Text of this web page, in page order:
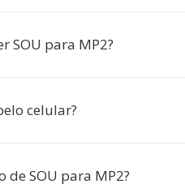
SOU para MP2?
celular?
de SOU para MP2?